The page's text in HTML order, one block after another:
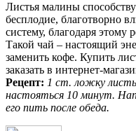
Листья малины
бесплодие, благотворно
систему, благодаря этому
Такой чай – настоящий
заменить кофе. Купить
заказать в интернет-
Рецепт: 1 cm. ложку
настояться 10 минут.
его пить после обеда.